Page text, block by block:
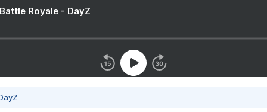
Royale - DayZ